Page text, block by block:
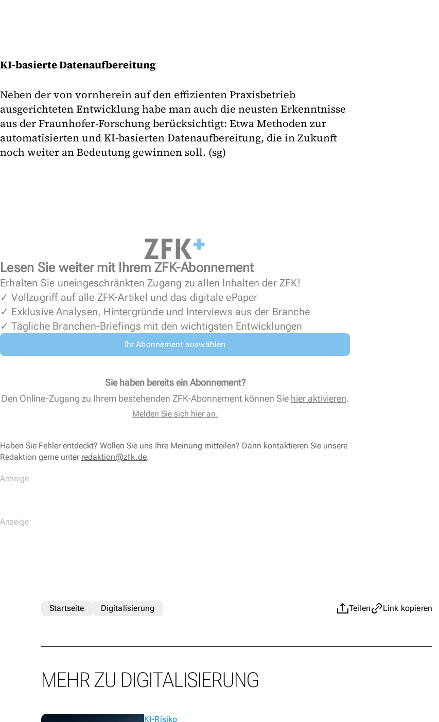
KI-basierte Datenaufbereitung
Neben der von vornherein auf den effizienten Praxisbetrieb
ausgerichteten Entwicklung habe man auch die neusten Erkenntnisse
aus der Fraunhofer-Forschung berücksichtigt: Etwa Methoden zur
automatisierten und KI-basierten Datenaufbereitung, die in Zukunft
noch weiter an Bedeutung gewinnen soll. (sg)
Lesen Sie weiter mit Ihrem ZFK-Abonnement
Erhalten Sie uneingeschränkten Zugang zu allen Inhalten der ZFK!
✓ Vollzugriff auf alle ZFK-Artikel und das digitale ePaper
✓ Exklusive Analysen, Hintergründe und Interviews aus der Branche
✓ Tägliche Branchen-Briefings mit den wichtigsten Entwicklungen
Ihr Abonnement auswählen
Sie haben bereits ein Abonnement?
Den Online-Zugang zu Ihrem bestehenden ZFK-Abonnement können Sie hier aktivieren.
Melden Sie sich hier an.
Haben Sie Fehler entdeckt? Wollen Sie uns Ihre Meinung mitteilen? Dann kontaktieren Sie unsere
Redaktion gerne unter redaktion@zfk.de.
Teilen Link kopieren
Startseite Digitalisierung
MEHR ZU DIGITALISIERUNG
KI-Risiko